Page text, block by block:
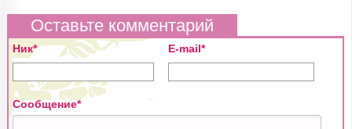
Оставьте комментарий
Ник* E-mail*
Сообщение*